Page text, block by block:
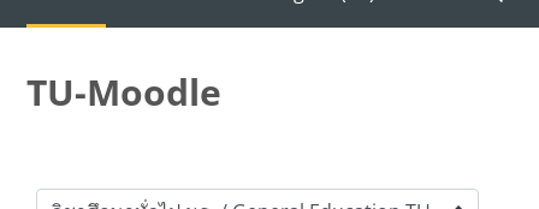
Search
TU-Moodle